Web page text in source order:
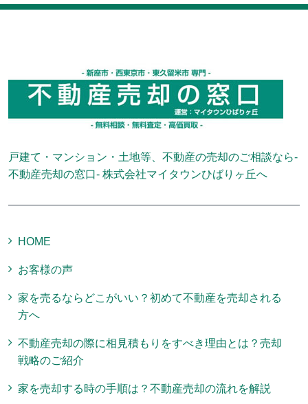
戸建て・マンション・土地等、不動産の売却のご相談なら-
不動産売却の窓口- 株式会社マイタウンひばりヶ丘へ
HOME
お客様の声
家を売るならどこがいい？初めて不動産を売却される
方へ
不動産売却の際に相見積もりをすべき理由とは？売却
戦略のご紹介
家を売却する時の手順は？不動産売却の流れを解説